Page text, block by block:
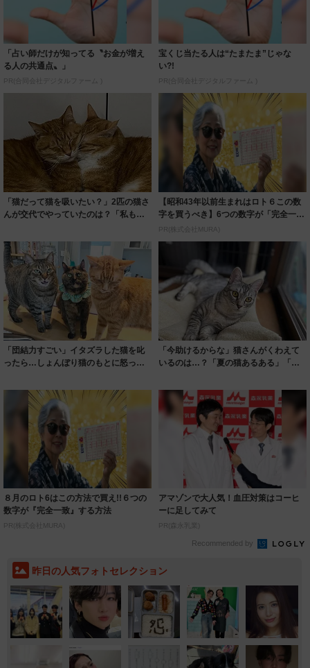
「占い師だけが知ってる〝お金が増え
る人の共通点〟」
PR(合同会社デジタルファーム )
宝くじ当たる人は“たまたま”じゃな
い?!
PR(合同会社デジタルファーム )
「猫だって猫を吸いたい？」2匹の猫さ
んが交代でやっていたのは？「私も混
【昭和43年以前生まれはロト６この数
字を買うべき】6つの数字が「完全一
致」する方...
PR(株式会社MURA)
「団結力すごい」イタズラした猫を叱
ったら…しょんぼり猫のもとに怒った
「今助けるからな」猫さんがくわえて
いるのは…？「夏の猫あるある」「猫
８月のロト6はこの方法で買え!!６つの
数字が『完全一致』する方法
PR(株式会社MURA)
アマゾンで大人気！血圧対策はコーヒ
ーに足してみて
PR(森永乳業)
Recommended by
昨日の人気フォトセレクション